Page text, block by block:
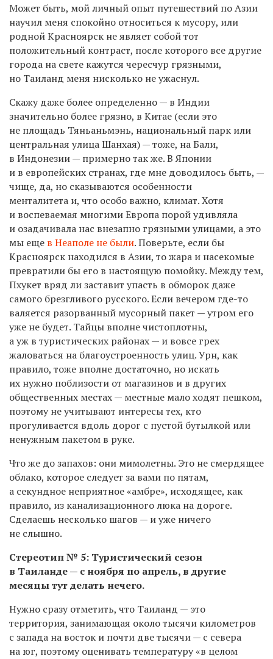
Может быть, мой личный опыт путешествий по Азии
научил меня спокойно относиться к мусору, или
родной Красноярск не являет собой тот
положительный контраст, после которого все другие
города на свете кажутся чересчур грязными,
но Таиланд меня нисколько не ужаснул.
Скажу даже более определенно — в Индии
значительно более грязно, в Китае (если это
не площадь Тяньаньмэнь, национальный парк или
центральная улица Шанхая) — тоже, на Бали,
в Индонезии — примерно так же. В Японии
и в европейских странах, где мне доводилось быть, —
чище, да, но сказываются особенности
менталитета и, что особо важно, климат. Хотя
и воспеваемая многими Европа порой удивляла
и озадачивала нас внезапно грязными улицами, а это
мы еще в Неаполе не были. Поверьте, если бы
Красноярск находился в Азии, то жара и насекомые
превратили бы его в настоящую помойку. Между тем,
Пхукет вряд ли заставит упасть в обморок даже
самого брезгливого русского. Если вечером где-то
валяется разорванный мусорный пакет — утром его
уже не будет. Тайцы вполне чистоплотны,
а уж в туристических районах — и вовсе грех
жаловаться на благоустроенность улиц. Урн, как
правило, тоже вполне достаточно, но искать
их нужно поблизости от магазинов и в других
общественных местах — местные мало ходят пешком,
поэтому не учитывают интересы тех, кто
прогуливается вдоль дорог с пустой бутылкой или
ненужным пакетом в руке.
Что же до запахов: они мимолетны. Это не смердящее
облако, которое следует за вами по пятам,
а секундное неприятное «амбре», исходящее, как
правило, из канализационного люка на дороге.
Сделаешь несколько шагов — и уже ничего
не слышно.
Стереотип № 5: Туристический сезон
в Таиланде — с ноября по апрель, в другие
месяцы тут делать нечего.
Нужно сразу отметить, что Таиланд — это
территория, занимающая около тысячи километров
с запада на восток и почти две тысячи — с севера
на юг, поэтому оценивать температуру «в целом